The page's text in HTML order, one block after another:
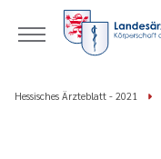
Hessisches Ärzteblatt - 2021